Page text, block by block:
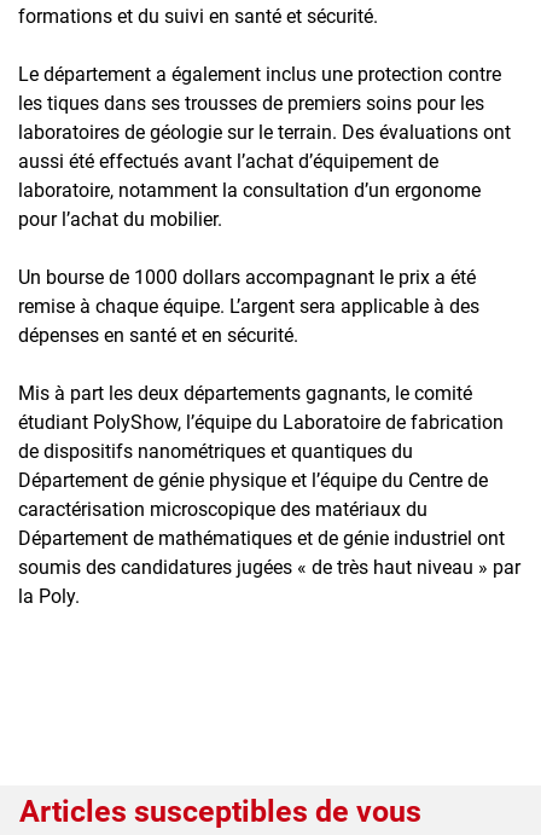
formations et du suivi en santé et sécurité.
Le département a également inclus une protection contre
les tiques dans ses trousses de premiers soins pour les
laboratoires de géologie sur le terrain. Des évaluations ont
aussi été effectués avant l’achat d’équipement de
laboratoire, notamment la consultation d’un ergonome
pour l’achat du mobilier.
Un bourse de 1000 dollars accompagnant le prix a été
remise à chaque équipe. L’argent sera applicable à des
dépenses en santé et en sécurité.
Mis à part les deux départements gagnants, le comité
étudiant PolyShow, l’équipe du Laboratoire de fabrication
de dispositifs nanométriques et quantiques du
Département de génie physique et l’équipe du Centre de
caractérisation microscopique des matériaux du
Département de mathématiques et de génie industriel ont
soumis des candidatures jugées « de très haut niveau » par
la Poly.
Articles susceptibles de vous